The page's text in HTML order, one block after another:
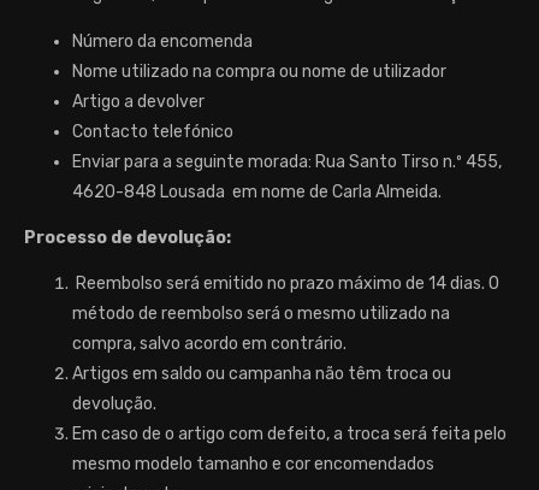
Número da encomenda
Nome utilizado na compra ou nome de utilizador
Artigo a devolver
Contacto telefónico
Enviar para a seguinte morada: Rua Santo Tirso n.º 455,
4620-848 Lousada em nome de Carla Almeida.
Processo de devolução:
Reembolso será emitido no prazo máximo de 14 dias. O
método de reembolso será o mesmo utilizado na
compra, salvo acordo em contrário.
Artigos em saldo ou campanha não têm troca ou
devolução.
Em caso de o artigo com defeito, a troca será feita pelo
mesmo modelo tamanho e cor encomendados